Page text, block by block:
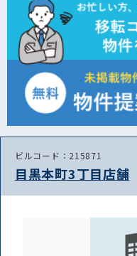
ビルコード：215871
目黒本町3丁目店舗